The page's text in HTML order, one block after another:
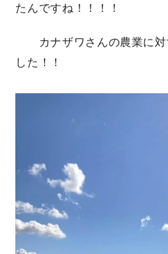
たんですね！！！！
カナザワさんの農業に対
した！！